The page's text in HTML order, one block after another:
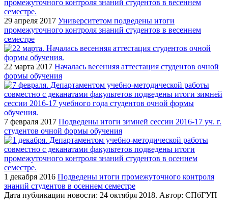
29 апреля 2017 Университетом подведены итоги
промежуточного контроля знаний студентов в весеннем
семестре
22 марта 2017 Началась весенняя аттестация студентов очной
формы обучения
7 февраля 2017 Подведены итоги зимней сессии 2016-17 уч. г.
студентов очной формы обучения
1 декабря 2016 Подведены итоги промежуточного контроля
знаний студентов в осеннем семестре
Дата публикации новости: 24 октября 2018. Автор: СПбГУП